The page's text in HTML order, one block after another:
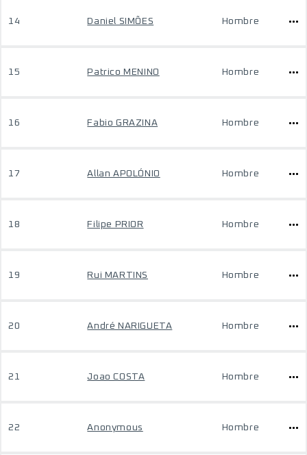
14 Daniel SIMÕES Hombre
15 Patrico MENINO Hombre
16 Fabio GRAZINA Hombre
17 Allan APOLÓNIO Hombre
18 Filipe PRIOR Hombre
19 Rui MARTINS Hombre
20 André NARIGUETA Hombre
21 Joao COSTA Hombre
22 Anonymous Hombre